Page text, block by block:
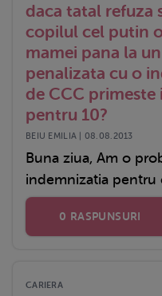
daca tatal refuza
copilul cel putin
mamei pana la
penalizata cu o
de CCC
pentru 10?
BEIU EMILIA | 08.08.2013
Buna ziua, Am o
indemnizatia pentru
0 RASPUNSURI
CARIERA